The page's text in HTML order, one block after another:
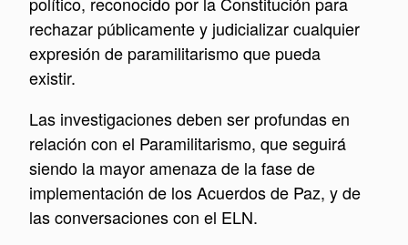
rechazar públicamente y judicializar cualquier
expresión de paramilitarismo que pueda
existir.
Las investigaciones deben ser profundas en
relación con el Paramilitarismo, que seguirá
siendo la mayor amenaza de la fase de
implementación de los Acuerdos de Paz, y de
las conversaciones con el ELN.